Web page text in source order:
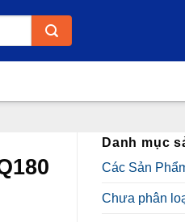
Danh mục
Các Sản
Chưa phân